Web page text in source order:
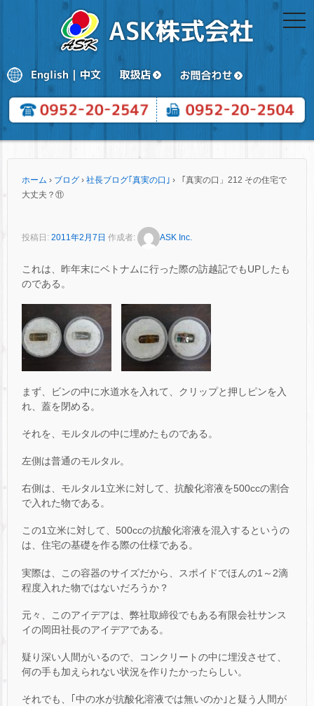
ホーム › ブログ › 社長ブログ｢真実の口｣ ›
「真実の口」212 その住宅で
大丈夫？⑪
投稿日: 2011年2月7日 作成者: ASK Inc.
これは、昨年末にベトナムに行った際の訪越記でもUPしたも
のである。
まず、ビンの中に水道水を入れて、クリップと押しピンを入
れ、蓋を閉める。
それを、モルタルの中に埋めたものである。
左側は普通のモルタル。
右側は、モルタル1立米に対して、抗酸化溶液を500ccの割合
で入れた物である。
この1立米に対して、500ccの抗酸化溶液を混入するというの
は、住宅の基礎を作る際の仕様である。
実際は、この容器のサイズだから、スポイドでほんの1～2滴
程度入れた物ではないだろうか？
元々、このアイデアは、弊社取締役でもある有限会社サンス
イの岡田社長のアイデアである。
疑り深い人間がいるので、コンクリートの中に埋没させて、
何の手も加えられない状況を作りたかったらしい。
それでも、｢中の水が抗酸化溶液では無いのか｣と疑う人間が